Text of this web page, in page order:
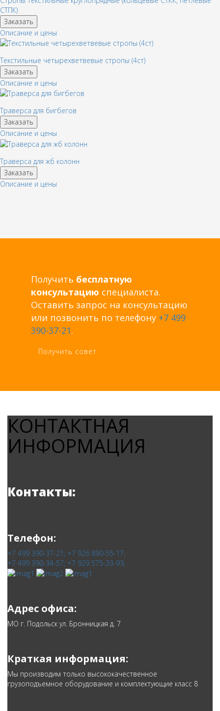
СТПК)
Заказать
Описание и цены
Текстильные четырехветвевые стропы (4ст)
Заказать
Описание и цены
Траверса для бигбегов
Заказать
Описание и цены
Траверса для жб колонн
Заказать
Описание и цены
Получить бесплатную
консультацию специалиста.
Оставить запрос на консультацию
или позвонить по телефону +7 499
390-37-21.
Получить совет
КОНТАКТНАЯ
ИНФОРМАЦИЯ
Контакты:
Телефон:
+7 499 390-37-21; +7 926 890-55-17;
+7 499 390-34-57; +7 929 575-33-93;
Адрес офиса:
МО г. Подольск ул. Бронницкая д. 7
Краткая информация:
Мы производим только высококачественное
грузоподъемное оборудование и комплектующие класс 8